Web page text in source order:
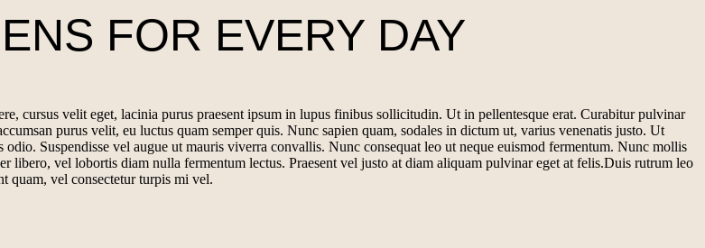
FOR EVERY DAY
cursus velit eget, lacinia purus praesent ipsum in lupus finibus sollicitudin. Ut in pellentesque erat. Curabitur pulvinar
purus velit, eu luctus quam semper quis. Nunc sapien quam, sodales in dictum ut, varius venenatis justo. Ut
Suspendisse vel augue ut mauris viverra convallis. Nunc consequat leo ut neque euismod fermentum. Nunc mollis
libero, vel lobortis diam nulla fermentum lectus. Praesent vel justo at diam aliquam pulvinar eget at felis.Duis rutrum leo
quam, vel consectetur turpis mi vel.